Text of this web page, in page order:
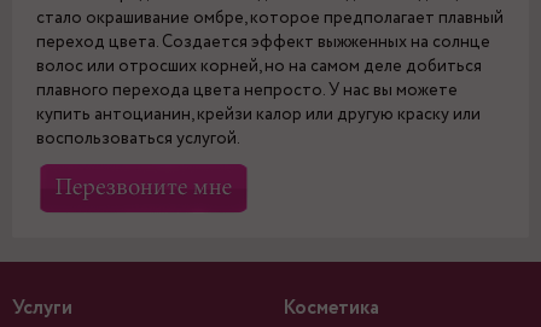
стало окрашивание омбре, которое предполагает плавный
переход цвета. Создается эффект выжженных на солнце
волос или отросших корней, но на самом деле добиться
плавного перехода цвета непросто. У нас вы можете
купить антоцианин, крейзи калор или другую краску или
воспользоваться услугой.
Услуги Косметика